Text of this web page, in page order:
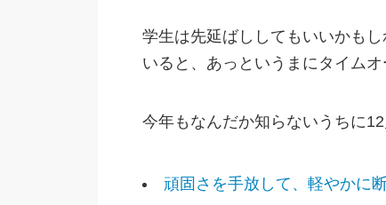
学生は先延ばししてもいいかも
いると、あっというまにタイムオ
今年もなんだか知らないうちに
頑固さを手放して、軽やかに